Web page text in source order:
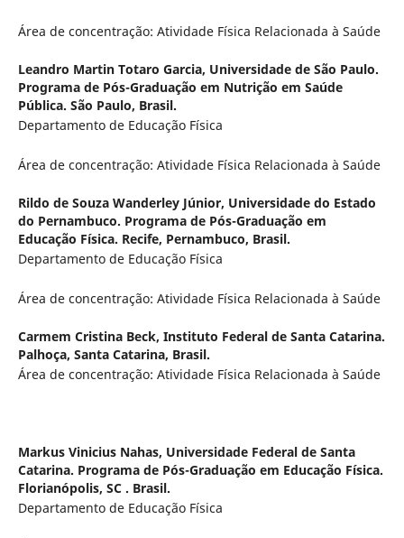
Área de concentração: Atividade Física Relacionada à Saúde
Leandro Martin Totaro Garcia, Universidade de São Paulo.
Programa de Pós-Graduação em Nutrição em Saúde
Pública. São Paulo, Brasil.
Departamento de Educação Física
Área de concentração: Atividade Física Relacionada à Saúde
Rildo de Souza Wanderley Júnior, Universidade do Estado
do Pernambuco. Programa de Pós-Graduação em
Educação Física. Recife, Pernambuco, Brasil.
Departamento de Educação Física
Área de concentração: Atividade Física Relacionada à Saúde
Carmem Cristina Beck, Instituto Federal de Santa Catarina.
Palhoça, Santa Catarina, Brasil.
Área de concentração: Atividade Física Relacionada à Saúde
Markus Vinicius Nahas, Universidade Federal de Santa
Catarina. Programa de Pós-Graduação em Educação Física.
Florianópolis, SC . Brasil.
Departamento de Educação Física